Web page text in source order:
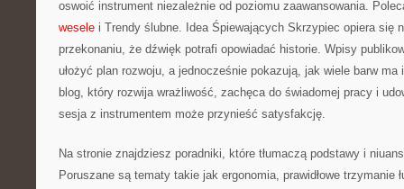
oswoić instrument niezależnie od poziomu zaawansowania.
wesele i Trendy ślubne. Idea Śpiewających Skrzypiec opiera się
przekonaniu, że dźwięk potrafi opowiadać historie. Wpisy
ułożyć plan rozwoju, a jednocześnie pokazują, jak wiele barw
blog, który rozwija wrażliwość, zachęca do świadomej pracy i
sesja z instrumentem może przynieść satysfakcję.
Na stronie znajdziesz poradniki, które tłumaczą podstawy i
Poruszane są tematy takie jak ergonomia, prawidłowe trzymanie